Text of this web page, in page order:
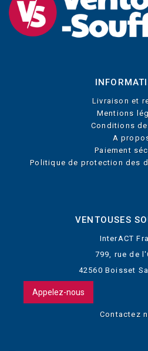
Livraison et
Mentions
Conditions
A
Paiement
Politique de protection des
VENTOUSES
InterACT
799, rue de
42560 Boisset
Appelez-nous
Contactez